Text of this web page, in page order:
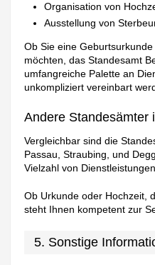
Organisation von
Ausstellung von
Ob Sie eine
möchten, das Standesamt
umfangreiche Palette an
unkompliziert vereinbart
Andere Standesämter
Vergleichbar sind die
Passau, Straubing, und
Vielzahl von
Ob Urkunde oder Hochzeit,
steht Ihnen kompetent zur
5. Sonstige